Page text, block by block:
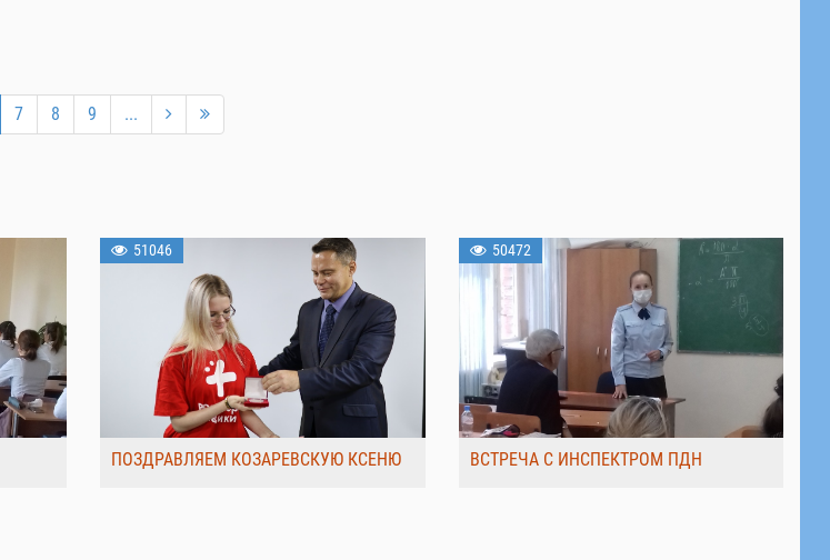
7 8 9 ...
51046
ПОЗДРАВЛЯЕМ КОЗАРЕВСКУЮ КСЕНЮ
50472
ВСТРЕЧА С ИНСПЕКТРОМ ПДН